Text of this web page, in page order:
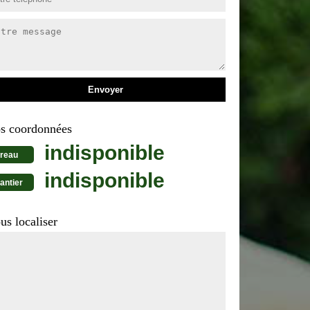
coordonnées
indisponible
indisponible
localiser